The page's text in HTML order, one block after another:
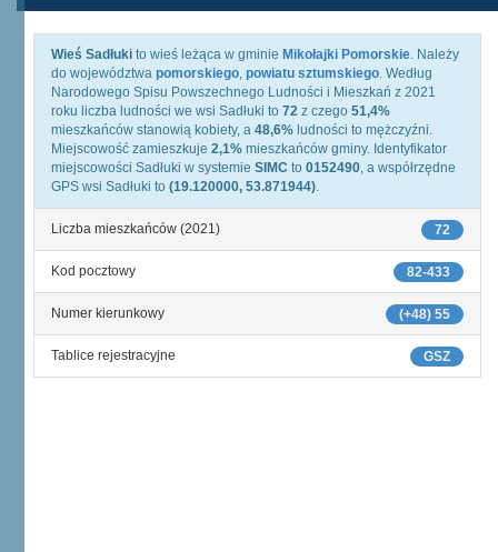
Wieś Sadłuki to wieś leżąca w gminie Mikołajki Pomorskie. Należy
do województwa pomorskiego, powiatu sztumskiego. Według
Narodowego Spisu Powszechnego Ludności i Mieszkań z 2021
roku liczba ludności we wsi Sadłuki to 72 z czego 51,4%
mieszkańców stanowią kobiety, a 48,6% ludności to mężczyźni.
Miejscowość zamieszkuje 2,1% mieszkańców gminy. Identyfikator
miejscowości Sadłuki w systemie SIMC to 0152490, a współrzędne
GPS wsi Sadłuki to (19.120000, 53.871944).
72
Liczba mieszkańców (2021)
82-433
Kod pocztowy
(+48) 55
Numer kierunkowy
GSZ
Tablice rejestracyjne